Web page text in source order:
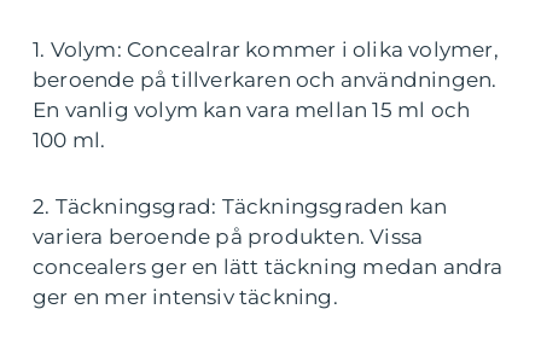
1. Volym: Concealrar kommer i olika volymer,
beroende på tillverkaren och användningen.
En vanlig volym kan vara mellan 15 ml och
100 ml.
2. Täckningsgrad: Täckningsgraden kan
variera beroende på produkten. Vissa
concealers ger en lätt täckning medan andra
ger en mer intensiv täckning.